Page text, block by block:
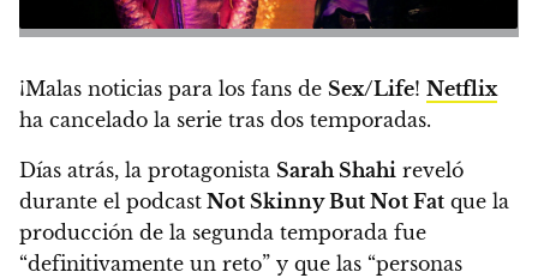
¡Malas noticias para los fans de Sex/Life! Netflix
ha cancelado la serie tras dos temporadas.
Días atrás, la protagonista Sarah Shahi reveló
durante el podcast Not Skinny But Not Fat que la
producción de la segunda temporada fue
“definitivamente un reto” y que las “personas